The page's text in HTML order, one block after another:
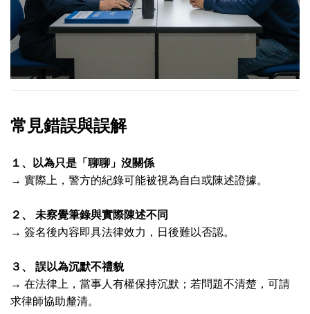
常見錯誤與誤解
１、以為只是「聊聊」沒關係
→ 實際上，警方的紀錄可能被視為自白或陳述證據。
２、 未察覺筆錄與實際陳述不同
→ 簽名後內容即具法律效力，日後難以否認。
３、 誤以為沉默不禮貌
→ 在法律上，當事人有權保持沉默；若問題不清楚，可請
求律師協助釐清。